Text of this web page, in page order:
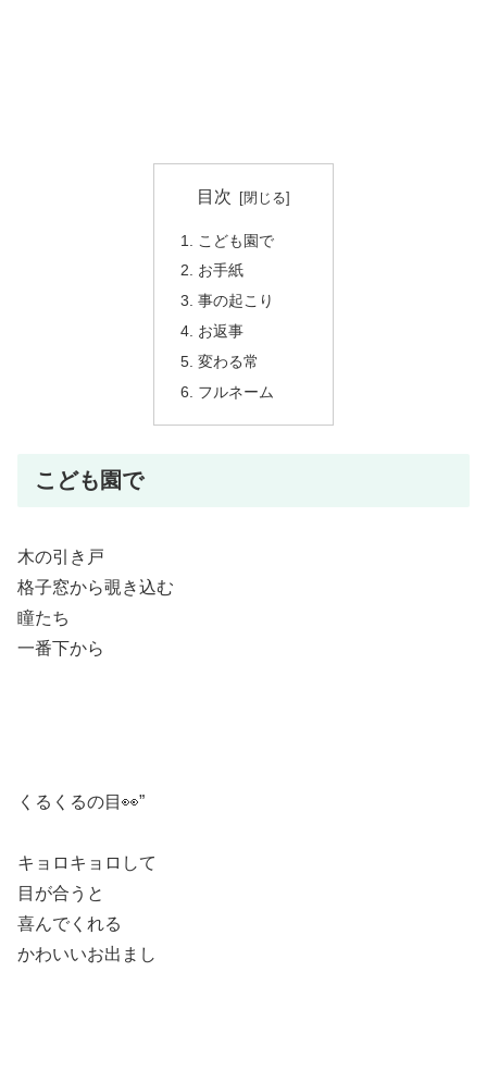
目次
こども園で
お手紙
事の起こり
お返事
変わる常
フルネーム
こども園で
木の引き戸
格子窓から覗き込む
瞳たち
一番下から
くるくるの目👀”
キョロキョロして
目が合うと
喜んでくれる
かわいいお出まし